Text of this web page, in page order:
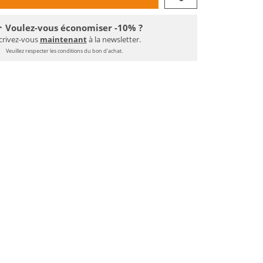
Voulez-vous économiser -10% ?
vous maintenantà la newsletter.
Veuillez respecter les conditions du bon d'achat.